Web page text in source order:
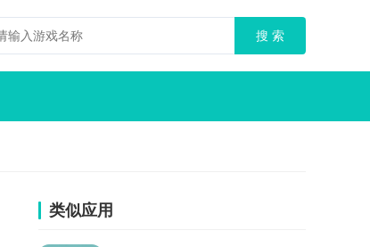
类似应用